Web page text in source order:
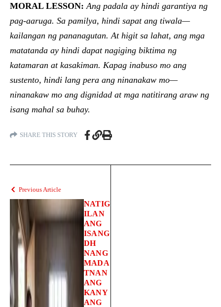
MORAL LESSON: Ang padala ay hindi garantiya ng
pag-aaruga. Sa pamilya, hindi sapat ang tiwala—
kailangan ng pananagutan. At higit sa lahat, ang mga
matatanda ay hindi dapat nagiging biktima ng
katamaran at kasakiman. Kapag inabuso mo ang
sustento, hindi lang pera ang ninanakaw mo—
ninanakaw mo ang dignidad at mga natitirang araw ng
isang mahal sa buhay.
SHARE THIS STORY
Previous Article
NATIG
ILAN
ANG
ISANG
DH
NANG
MADA
TNAN
ANG
KANY
ANG